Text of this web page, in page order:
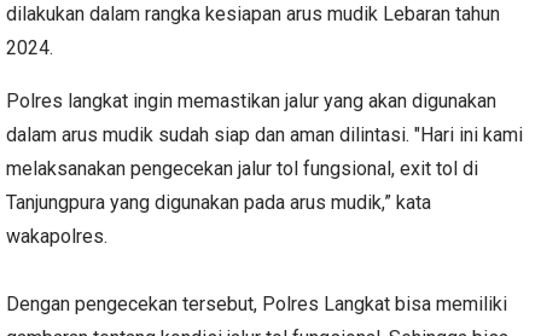
dilakukan dalam rangka kesiapan arus mudik Lebaran tahun
2024.
Polres langkat ingin memastikan jalur yang akan digunakan
dalam arus mudik sudah siap dan aman dilintasi. "Hari ini kami
melaksanakan pengecekan jalur tol fungsional, exit tol di
Tanjungpura yang digunakan pada arus mudik,” kata
wakapolres.
Dengan pengecekan tersebut, Polres Langkat bisa memiliki